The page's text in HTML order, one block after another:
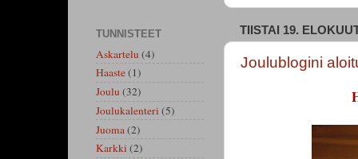
TIISTAI 19.
Joulublogini
TUNNISTEET
Askartelu (4)
Haaste(1)
Joulu (32)
Joulukalenteri (5)
Juoma(2)
Karkki (2)